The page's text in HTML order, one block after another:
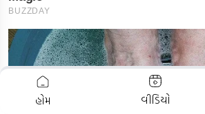
ADVERTISEMENT
હોમ વીડિયો